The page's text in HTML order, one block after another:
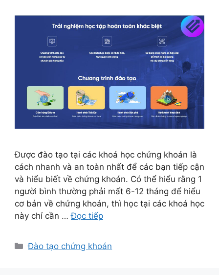
Được đào tạo tại các khoá học chứng khoán là
cách nhanh và an toàn nhất để các bạn tiếp cận
và hiểu biết về chứng khoán. Có thể hiểu rằng 1
người bình thường phải mất 6-12 tháng để hiểu
cơ bản về chứng khoán, thì học tại các khoá học
này chỉ cần …Đọc tiếp
Danh
Đào tạo chứng khoán